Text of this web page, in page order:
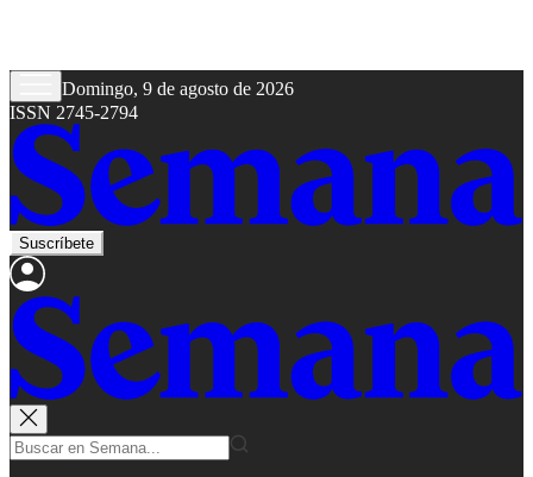
Domingo, 9 de agosto de 2026
ISSN 2745-2794
Suscríbete